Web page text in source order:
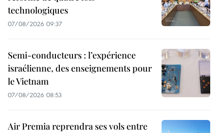
technologiques
07/08/2026 09:37
Semi-conducteurs : l’expérience
israélienne, des enseignements pour
le Vietnam
07/08/2026 08:53
Air Premia reprendra ses vols entre